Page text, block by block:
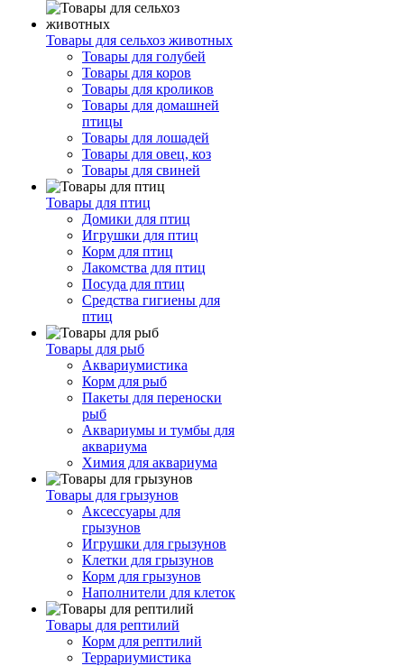
Товары для сельхоз животных
Товары для голубей
Товары для коров
Товары для кроликов
Товары для домашней
птицы
Товары для лошадей
Товары для овец, коз
Товары для свиней
Товары для птиц
Домики для птиц
Игрушки для птиц
Корм для птиц
Лакомства для птиц
Посуда для птиц
Средства гигиены для
птиц
Товары для рыб
Аквариумистика
Корм для рыб
Пакеты для переноски
рыб
Аквариумы и тумбы для
аквариума
Химия для аквариума
Товары для грызунов
Аксессуары для
грызунов
Игрушки для грызунов
Клетки для грызунов
Корм для грызунов
Наполнители для клеток
Товары для рептилий
Корм для рептилий
Террариумистика